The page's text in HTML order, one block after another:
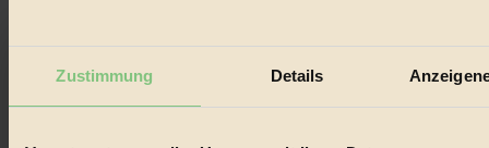
Zustimmung Details